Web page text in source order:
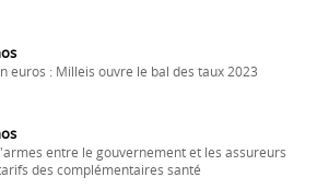
euros : Milleis ouvre le bal des taux 2023
entre le gouvernement et les assureurs
des complémentaires santé